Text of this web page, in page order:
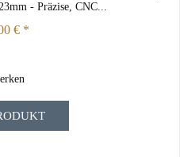
- Präzise, CNC...
€ *